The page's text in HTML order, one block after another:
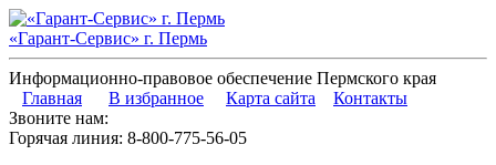
«Гарант-Сервис» г. Пермь
Информационно-правовое обеспечение Пермского края
Главная
В избранное Карта сайта
Контакты
Звоните нам:
Горячая линия: 8-800-775-56-05